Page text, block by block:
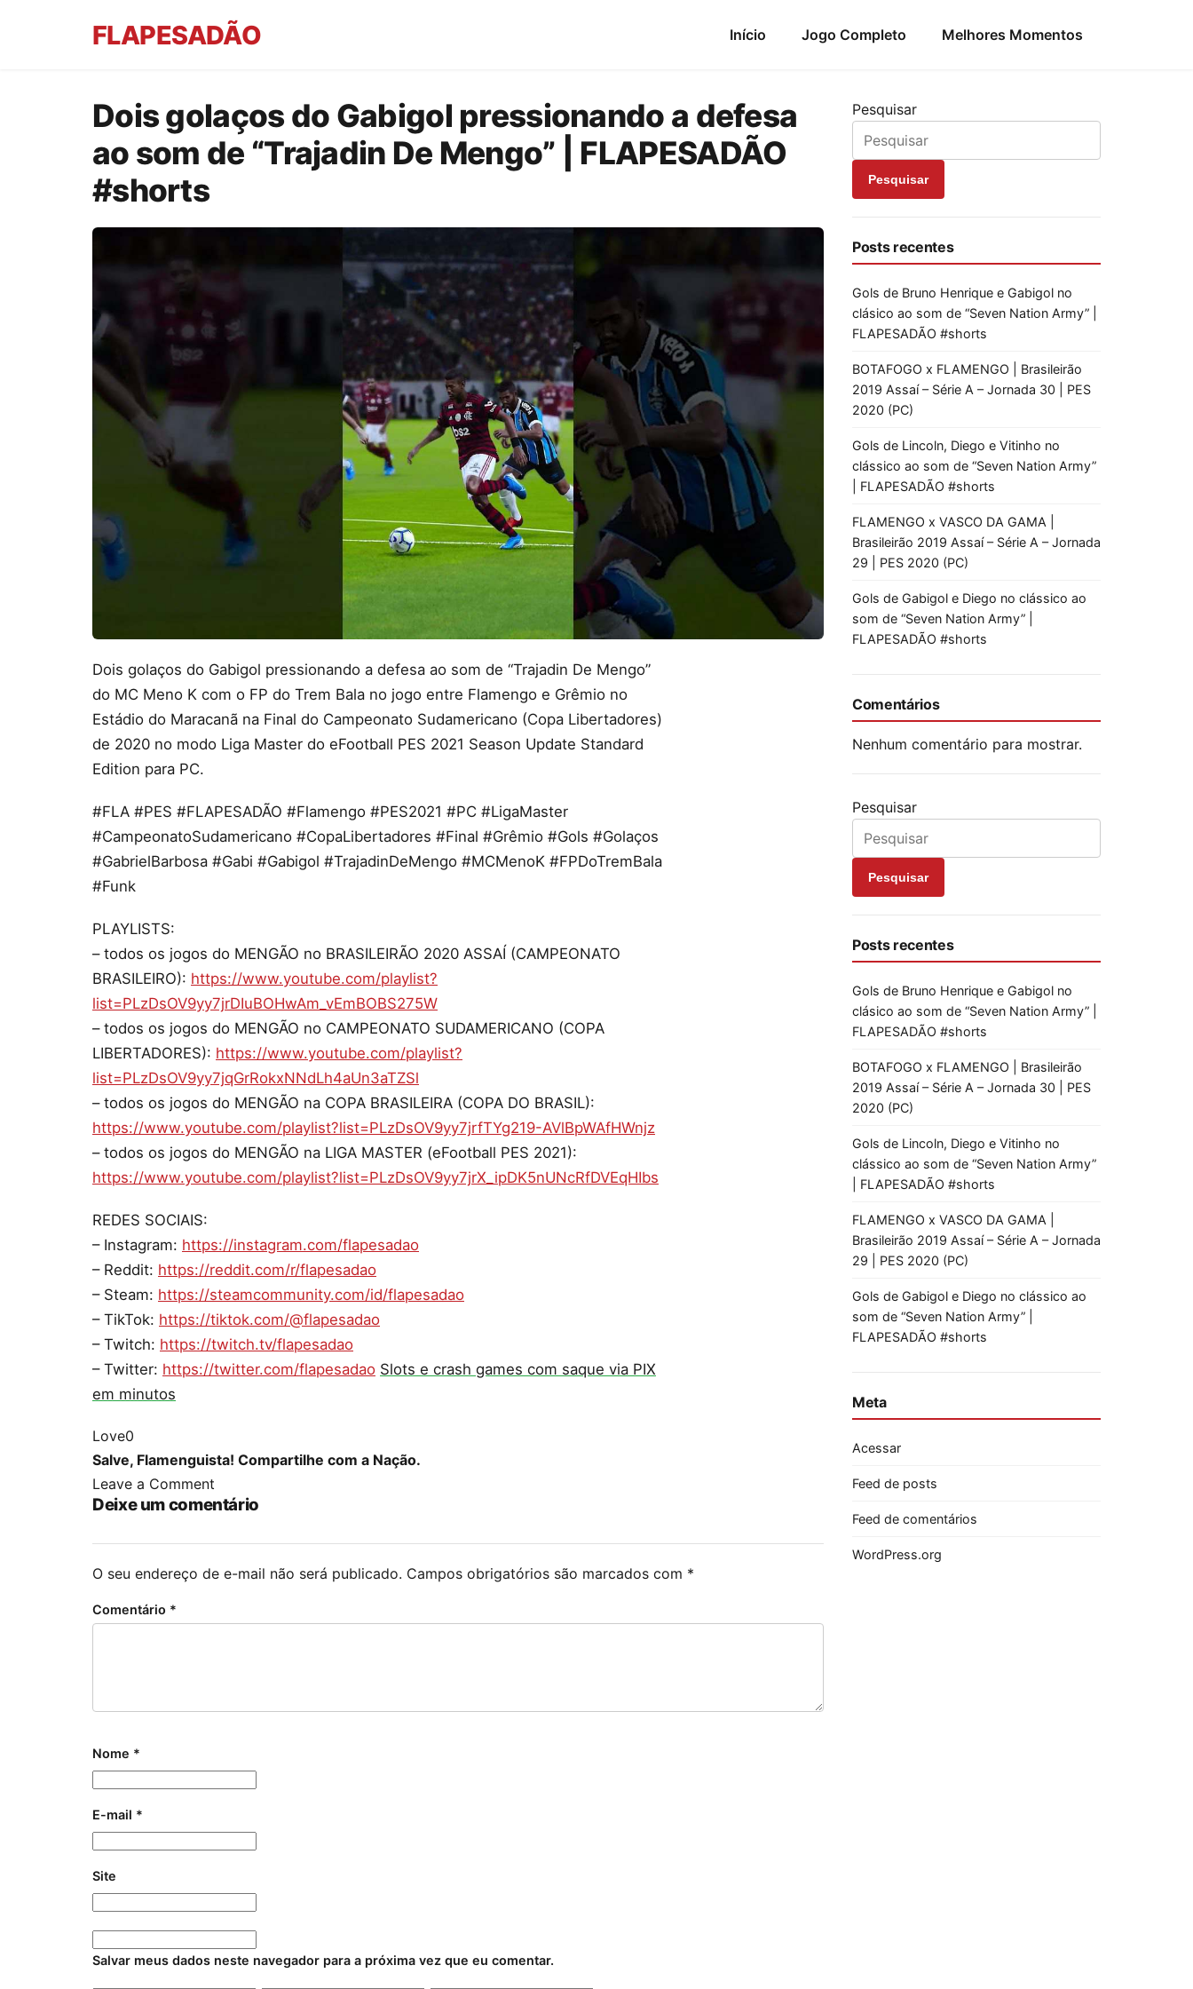
FLAPESADÃO Início Jogo Completo Melhores Momentos
Dois golaços do Gabigol pressionando a defesa
ao som de “Trajadin De Mengo” | FLAPESADÃO
#shorts
Dois golaços do Gabigol pressionando a defesa ao som de “Trajadin De Mengo”
do MC Meno K com o FP do Trem Bala no jogo entre Flamengo e Grêmio no
Estádio do Maracanã na Final do Campeonato Sudamericano (Copa Libertadores)
de 2020 no modo Liga Master do eFootball PES 2021 Season Update Standard
Edition para PC.
#FLA #PES #FLAPESADÃO #Flamengo #PES2021 #PC #LigaMaster
#CampeonatoSudamericano #CopaLibertadores #Final #Grêmio #Gols #Golaços
#GabrielBarbosa #Gabi #Gabigol #TrajadinDeMengo #MCMenoK #FPDoTremBala
#Funk
PLAYLISTS:
– todos os jogos do MENGÃO no BRASILEIRÃO 2020 ASSAÍ (CAMPEONATO
BRASILEIRO): https://www.youtube.com/playlist?
list=PLzDsOV9yy7jrDIuBOHwAm_vEmBOBS275W
– todos os jogos do MENGÃO no CAMPEONATO SUDAMERICANO (COPA
LIBERTADORES): https://www.youtube.com/playlist?
list=PLzDsOV9yy7jqGrRokxNNdLh4aUn3aTZSl
– todos os jogos do MENGÃO na COPA BRASILEIRA (COPA DO BRASIL):
https://www.youtube.com/playlist?list=PLzDsOV9yy7jrfTYg219-AVlBpWAfHWnjz
– todos os jogos do MENGÃO na LIGA MASTER (eFootball PES 2021):
https://www.youtube.com/playlist?list=PLzDsOV9yy7jrX_ipDK5nUNcRfDVEqHIbs
REDES SOCIAIS:
– Instagram: https://instagram.com/flapesadao
– Reddit: https://reddit.com/r/flapesadao
– Steam: https://steamcommunity.com/id/flapesadao
– TikTok: https://tiktok.com/@flapesadao
– Twitch: https://twitch.tv/flapesadao
– Twitter: https://twitter.com/flapesadao Slots e crash games com saque via PIX
em minutos
Love0
Salve, Flamenguista! Compartilhe com a Nação.
Leave a Comment
Deixe um comentário
O seu endereço de e-mail não será publicado. Campos obrigatórios são marcados com *
Comentário *
Nome *
E-mail *
Site
Salvar meus dados neste navegador para a próxima vez que eu comentar.
Pesquisar
Pesquisar
Posts recentes
Gols de Bruno Henrique e Gabigol no
clásico ao som de “Seven Nation Army” |
FLAPESADÃO #shorts
BOTAFOGO x FLAMENGO | Brasileirão
2019 Assaí – Série A – Jornada 30 | PES
2020 (PC)
Gols de Lincoln, Diego e Vitinho no
clássico ao som de “Seven Nation Army”
| FLAPESADÃO #shorts
FLAMENGO x VASCO DA GAMA |
Brasileirão 2019 Assaí – Série A – Jornada
29 | PES 2020 (PC)
Gols de Gabigol e Diego no clássico ao
som de “Seven Nation Army” |
FLAPESADÃO #shorts
Comentários
Nenhum comentário para mostrar.
Pesquisar
Pesquisar
Posts recentes
Gols de Bruno Henrique e Gabigol no
clásico ao som de “Seven Nation Army” |
FLAPESADÃO #shorts
BOTAFOGO x FLAMENGO | Brasileirão
2019 Assaí – Série A – Jornada 30 | PES
2020 (PC)
Gols de Lincoln, Diego e Vitinho no
clássico ao som de “Seven Nation Army”
| FLAPESADÃO #shorts
FLAMENGO x VASCO DA GAMA |
Brasileirão 2019 Assaí – Série A – Jornada
29 | PES 2020 (PC)
Gols de Gabigol e Diego no clássico ao
som de “Seven Nation Army” |
FLAPESADÃO #shorts
Meta
Acessar
Feed de posts
Feed de comentários
WordPress.org